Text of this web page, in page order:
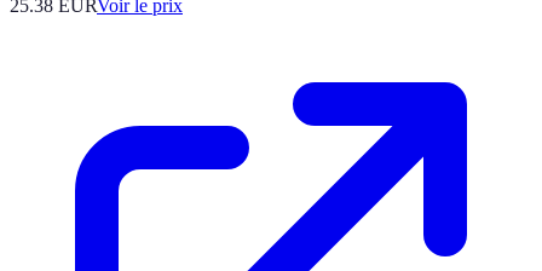
25.38 EURVoir le prix